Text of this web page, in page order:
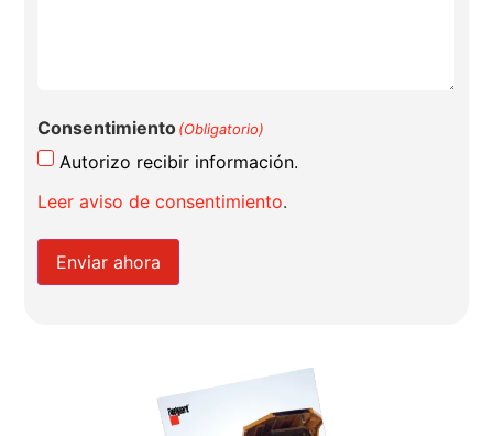
Consentimiento(Obligatorio)
Autorizo recibir información.
Leer aviso de consentimiento.
Enviar ahora